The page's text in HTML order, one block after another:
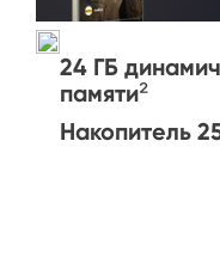
24 ГБ
памяти²
Накопитель